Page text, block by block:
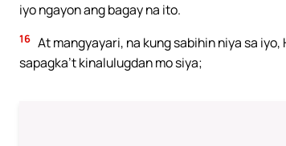
iyo ngayon ang bagay na ito.
16 At mangyayari, na kung sabihin niya sa
sapagka’t kinalulugdan mo siya;